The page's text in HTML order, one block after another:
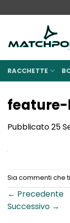
ai
RACCHETTE
Pubblicato25
Sia commenti che
← Precedente
Successivo →